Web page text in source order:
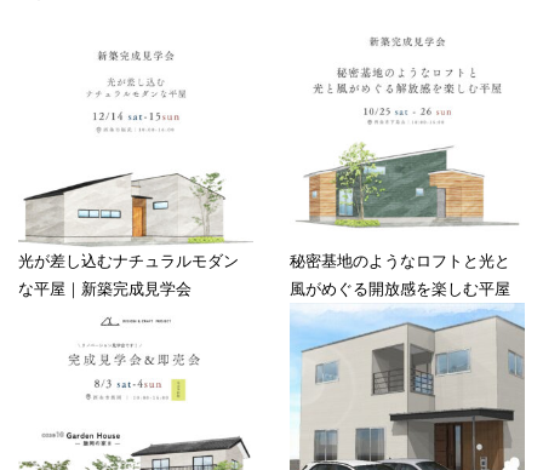
光が差し込むナチュラルモダン
な平屋｜新築完成見学会
秘密基地のようなロフトと光と
風がめぐる開放感を楽しむ平屋